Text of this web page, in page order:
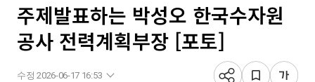
주제발표하는 박성오 한국수자원
공사 전력계획부장 [포토]
수정 2026-06-17 16:53